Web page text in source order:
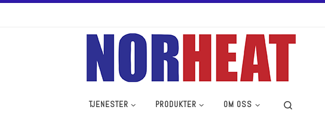
TJENESTER PRODUKTER OM OSS